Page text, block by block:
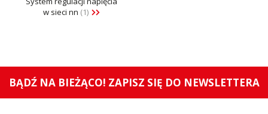
w sieci nn (1)
BĄDŹ NA BIEŻĄCO! ZAPISZ SIĘ DO NEWSLETTERA